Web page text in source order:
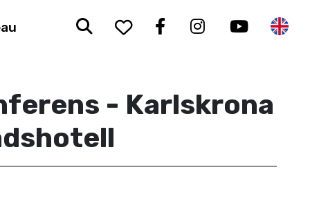
Sök To your saved
Facebook
Instagram
- Karlskrona